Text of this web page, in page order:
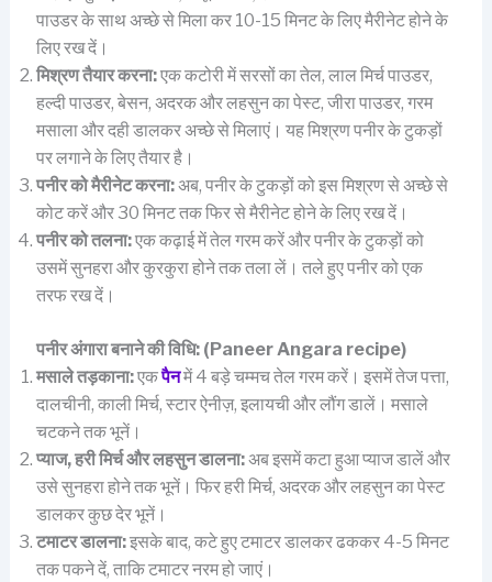
पाउडर के साथ अच्छे से मिला कर 10-15 मिनट के लिए मैरीनेट होने के
लिए रख दें।
मिश्रण तैयार करना:एक कटोरी में सरसों का तेल, लाल मिर्च पाउडर,
हल्दी पाउडर, बेसन, अदरक और लहसुन का पेस्ट, जीरा पाउडर, गरम
मसाला और दही डालकर अच्छे से मिलाएं। यह मिश्रण पनीर के टुकड़ों
पर लगाने के लिए तैयार है।
पनीर को मैरीनेट करना:अब, पनीर के टुकड़ों को इस मिश्रण से अच्छे से
कोट करें और 30 मिनट तक फिर से मैरीनेट होने के लिए रख दें।
पनीर को तलना:एक कढ़ाई में तेल गरम करें और पनीर के टुकड़ों को
उसमें सुनहरा और कुरकुरा होने तक तला लें। तले हुए पनीर को एक
तरफ रख दें।
पनीर अंगारा बनाने की विधि: (Paneer Angara recipe)
मसाले तड़काना:एकपैनमें 4 बड़े चम्मच तेल गरम करें। इसमें तेज पत्ता,
दालचीनी, काली मिर्च, स्टार ऐनीज़, इलायची और लौंग डालें। मसाले
चटकने तक भूनें।
प्याज,हरी मिर्च और लहसुन डालना:अब इसमें कटा हुआ प्याज डालें और
उसे सुनहरा होने तक भूनें। फिर हरी मिर्च, अदरक और लहसुन का पेस्ट
डालकर कुछ देर भूनें।
टमाटर डालना:इसके बाद, कटे हुए टमाटर डालकर ढककर 4-5 मिनट
तक पकने दें, ताकि टमाटर नरम हो जाएं।